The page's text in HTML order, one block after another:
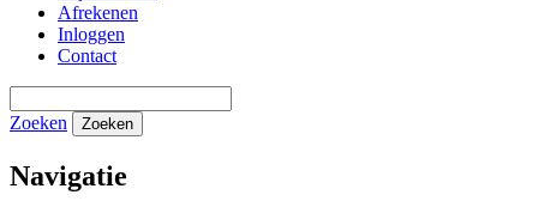
Afrekenen
Inloggen
Contact
Zoeken Zoeken
Navigatie